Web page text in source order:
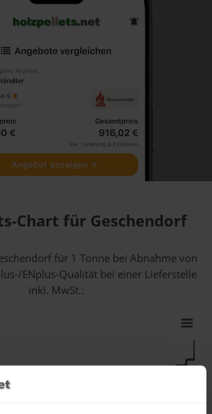
Chart für Geschendorf
für 1 Tonne bei Abnahmevon
ENplus-Qualität bei einer Lieferstelle
inkl. MwSt.: